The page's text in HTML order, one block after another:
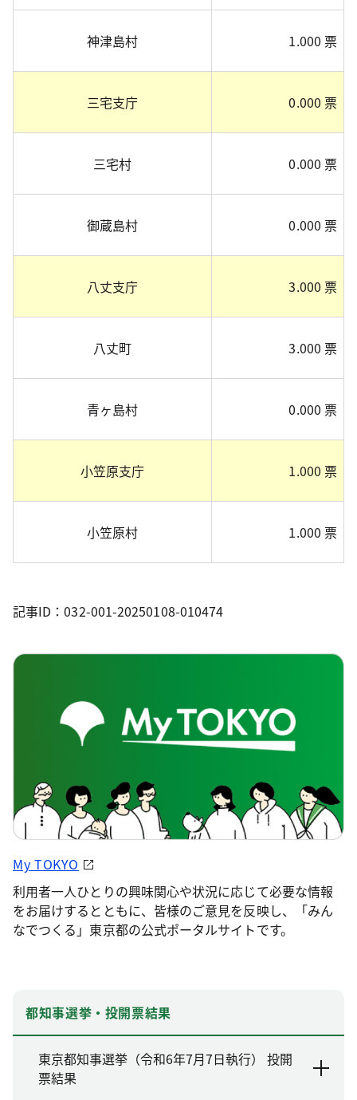
神津島村 1.000 票
三宅支庁 0.000 票
三宅村 0.000 票
御蔵島村 0.000 票
八丈支庁 3.000 票
八丈町 3.000 票
青ヶ島村 0.000 票
小笠原支庁 1.000 票
小笠原村 1.000 票
記事ID：032-001-20250108-010474
My TOKYO
利用者一人ひとりの興味関心や状況に応じて必要な情報
をお届けするとともに、皆様のご意見を反映し、「みん
なでつくる」東京都の公式ポータルサイトです。
都知事選挙・投開票結果
東京都知事選挙（令和6年7月7日執行） 投開
票結果